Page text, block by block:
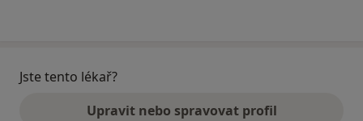
Jste tento lékař?
Upravit nebo spravovat profil